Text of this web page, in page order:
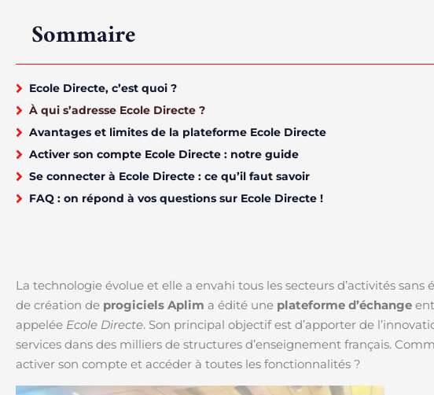
Sommaire
Ecole Directe, c’est quoi ?
À qui s’adresse Ecole Directe ?
Avantages et limites de la plateforme Ecole Directe
Activer son compte Ecole Directe : notre guide
Se connecter à Ecole Directe : ce qu’il faut savoir
FAQ : on répond à vos questions sur Ecole Directe !
La technologie évolue et elle a envahi tous les secteurs d’activités sans
de création de progiciels Aplim a édité une plateforme d’échange
appelée Ecole Directe. Son principal objectif est d’apporter de
services dans des milliers de structures d’enseignement français.
activer son compte et accéder à toutes les fonctionnalités ?